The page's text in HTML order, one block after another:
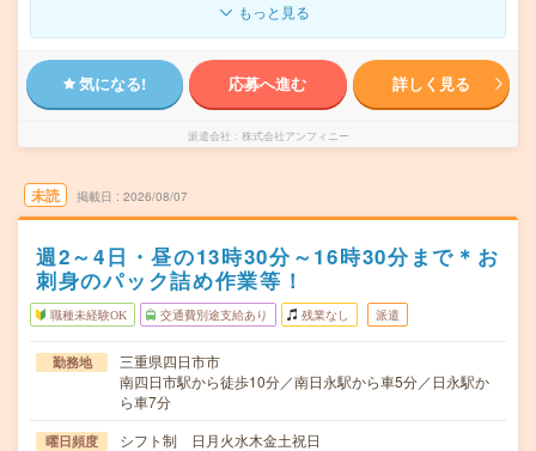
もっと見る
気になる! 応募へ進む 詳しく見る
派遣会社 株式会社アンフィニー
未読 掲載日 2026/08/07
週2～4日・昼の13時30分～16時30分まで＊お
刺身のパック詰め作業等！
職種未経験OK 交通費別途支給あり 残業なし 派遣
勤務地
三重県四日市市
南四日市駅から徒歩10分／南日永駅から車5分／日永駅か
ら車7分
曜日頻度 シフト制 日月火水木金土祝日